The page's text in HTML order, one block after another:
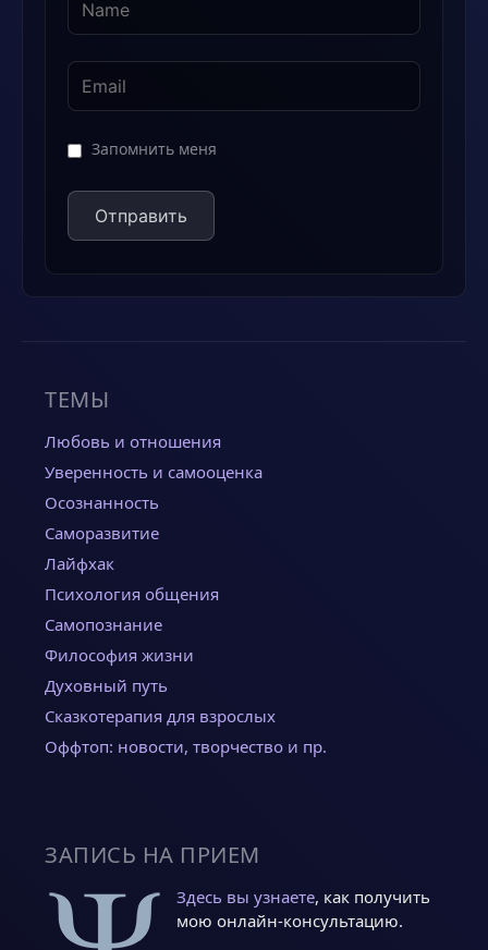
Запомнить меня
ТЕМЫ
Любовь и отношения
Уверенность и самооценка
Осознанность
Саморазвитие
Лайфхак
Психология общения
Самопознание
Философия жизни
Духовный путь
Сказкотерапия для взрослых
Оффтоп: новости, творчество и пр.
ЗАПИСЬ НА ПРИЕМ
Здесь вы узнаете, как получить
мою онлайн-консультацию.